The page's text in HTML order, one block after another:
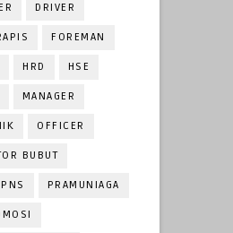
DRIVER
FOREMAN
HRD HSE
MANAGER
OFFICER
BUBUT
PNS PRAMUNIAGA